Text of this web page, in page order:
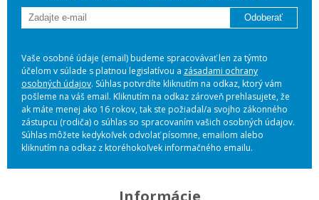
Odoberať
Vaše osobné údaje (email) budeme spracovávať len za týmto
účelom v súlade s platnou legislatívou a zásadami ochrany
osobných údajov. Súhlas potvrdíte kliknutím na odkaz, ktorý vám
pošleme na váš email. Kliknutím na odkaz zároveň prehlasujete, že
ak máte menej ako 16 rokov, tak ste požiadal/a svojho zákonného
zástupcu (rodiča) o súhlas so spracovaním vašich osobných údajov.
Súhlas môžete kedykoľvek odvolať písomne, emailom alebo
kliknutím na odkaz z ktoréhokoľvek informačného emailu.
Informácie